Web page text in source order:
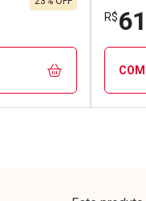
R$61